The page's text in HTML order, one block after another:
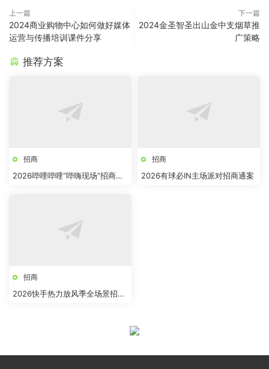
上一篇
2024商业购物中心如何做好媒体
运营与传播培训课件分享
下一篇
2024金圣智圣出山金中支烟草推
广策略
推荐方案
招商
2026哔哩哔哩“哔嗨现场”招商方
招商
2026有球必IN主场派对招商通案
招商
2026快手热力放风季全场景招商